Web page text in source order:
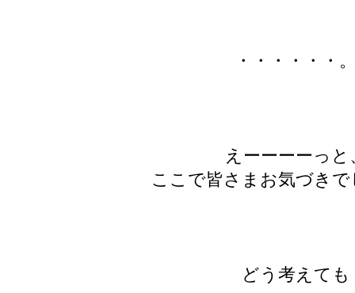
・・・・・・
えーーーーっと
ここで皆さまお気づき
どう考えても